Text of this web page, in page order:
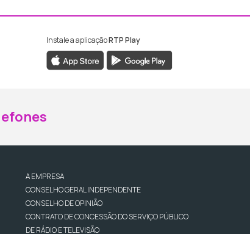
da RTP Madeira
da RTP Madeira
Instale a aplicaçãoRTP Play
A EMPRESA
CONSELHO GERAL INDEPENDENTE
CONSELHO DE OPINIÃO
CONTRATO DE CONCESSÃO DO SERVIÇO PÚBLICO
DE RÁDIO E TELEVISÃO